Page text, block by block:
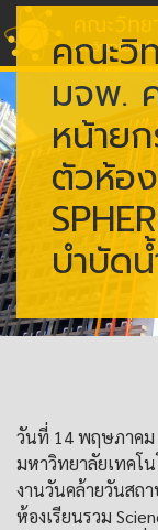
คณะวิ
มจพ.
หน้าย
ตัวห้อ
บำบัด
วันที่ 14 พฤษภาคม
มหาวิทยาลัยเทคโ
งานวันคล้ายวันสถ
ห้องเรียนรวม